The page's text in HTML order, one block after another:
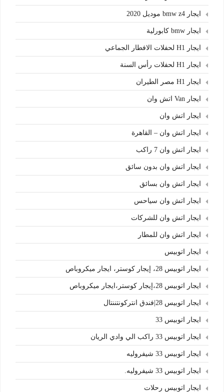
ايجار bmw z4 موديل 2020
ايجار bmw كابورلية
ايجار H1 لحفلات الافطار الجماعي
ايجار H1 لحفلات رأس السنة
ايجار H1 مصر الطيران
ايجار Van اتش وان
ايجار اتش وان
ايجار اتش وان – القاهرة
ايجار اتش وان 7 راكب
ايجار اتش وان بدون سائق
ايجار اتش وان بسائق
ايجار اتش وان سياحس
ايجار اتش وان للشركات
ايجار اتش وان للمطار
ايجار اتوبيس
ايجار اتوبيس 28، إيجار كوستر، ايجار ميكروباص
ايجار اتوبيس 28،إيجار كوستر،ايجار ميكروباص
ايجار اتوبيس 28|فندق انتركونتننتال
ايجار اتوبيس 33
ايجار اتوبيس 33 راكب الي وادي الريان
ايجار اتوبيس 33 شيفروليه
ايجار اتوبيس 33 شيفروليه.
ايجار اتوبيس رحلات